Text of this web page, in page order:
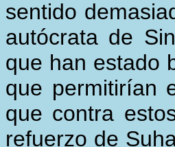
sentido
autócrata de
que han estado
que permitirían
que contra
refuerzo de